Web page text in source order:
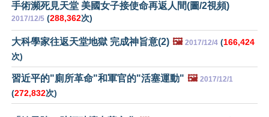
手術瀕死見天堂 美國女子接使命再返人間(圖/2視頻)
2017/12/5 (288,362次)
大科學家往返天堂地獄 完成神旨意(2) 🖼️ 2017/12/4 (166,424
次)
習近平的"廁所革命"和軍官的"活塞運動" 🖼️ 2017/12/1
(272,832次)